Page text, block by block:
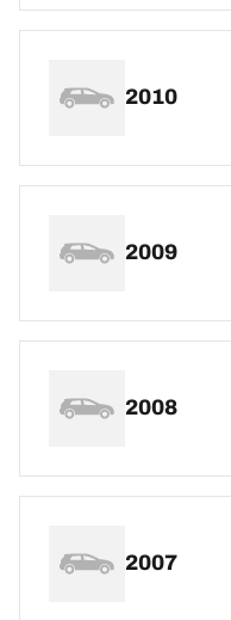
2010
2009
2008
2007